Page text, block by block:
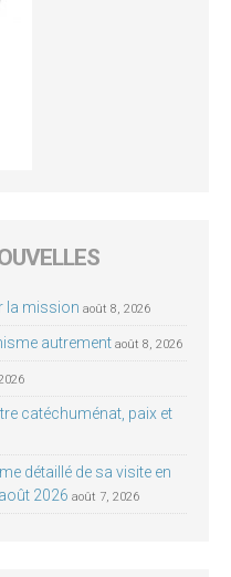
la mission août 8, 2026
autrement août 8, 2026
catéchuménat, paix et
détaillé de sa visite en
2026 août 7, 2026